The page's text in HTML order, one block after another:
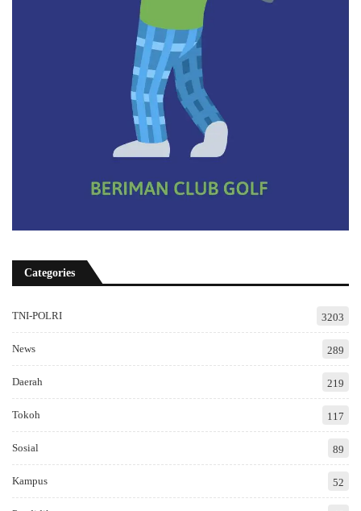
Categories
TNI-POLRI 3203
News 289
Daerah 219
Tokoh 117
Sosial 89
Kampus 52